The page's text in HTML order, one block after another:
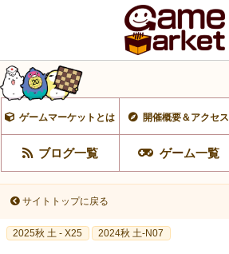
ゲームマーケットとは 開催概要＆アクセス
ブログ一覧 ゲーム一覧
サイトトップに戻る
2025秋 土 - X25 2024秋 土-N07